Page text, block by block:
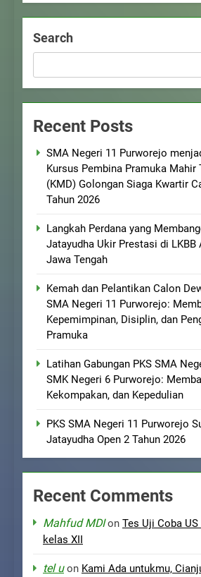
Search
Recent Posts
SMA Negeri 11 Purworejo
Kursus Pembina Pramuka Mahir
(KMD) Golongan Siaga Kwartir
Tahun 2026
Langkah Perdana yang
Jatayudha Ukir Prestasi di LKBB
Jawa Tengah
Kemah dan Pelantikan Calon
SMA Negeri 11 Purworejo:
Kepemimpinan, Disiplin, dan
Pramuka
Latihan Gabungan PKS SMA
SMK Negeri 6 Purworejo:
Kekompakan, dan Kepedulian
PKS SMA Negeri 11 Purworejo
Jatayudha Open 2 Tahun 2026
Recent Comments
Mahfud MDIon Tes Uji Coba
kelas XII
tel uon Kami Ada untukmu,